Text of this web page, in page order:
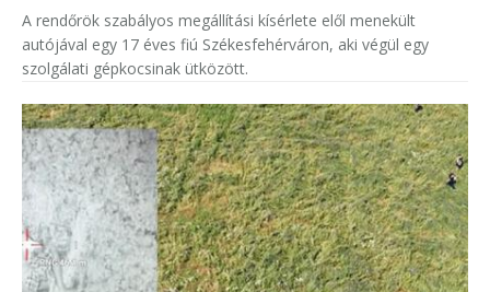
A rendőrök szabályos megállítási kísérlete elől menekült
autójával egy 17 éves fiú Székesfehérváron, aki végül egy
szolgálati gépkocsinak ütközött.